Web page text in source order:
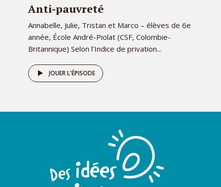
Anti-pauvreté
Annabelle, Julie, Tristan et Marco – élèves de 6e
année, École André-Piolat (CSF, Colombie-
Britannique) Selon l’Indice de privation...
JOUER L'ÉPISODE